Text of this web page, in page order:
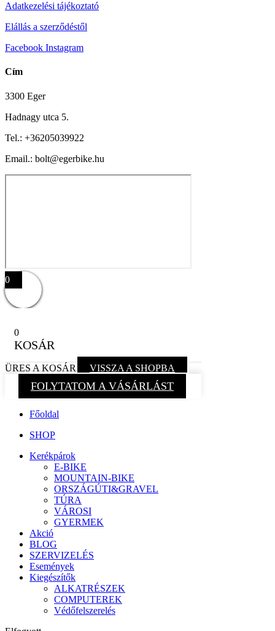
Adatkezelési tájékoztató
Elállás a szerződéstől
Facebook Instagram
Cím
3300 Eger
Hadnagy utca 5.
Tel.: +36205039922
Email.: bolt@egerbike.hu
0
0
KOSÁR
ÜRES A KOSÁR VISSZA A SHOPBA
FOLYTATOM A VÁSÁRLÁST
Főoldal
SHOP
Kerékpárok
E-BIKE
MOUNTAIN-BIKE
ORSZÁGÚTI&GRAVEL
TÚRA
VÁROSI
GYERMEK
Akció
BLOG
SZERVIZELÉS
Események
Kiegészítők
ALKATRÉSZEK
COMPUTEREK
Védőfelszerelés